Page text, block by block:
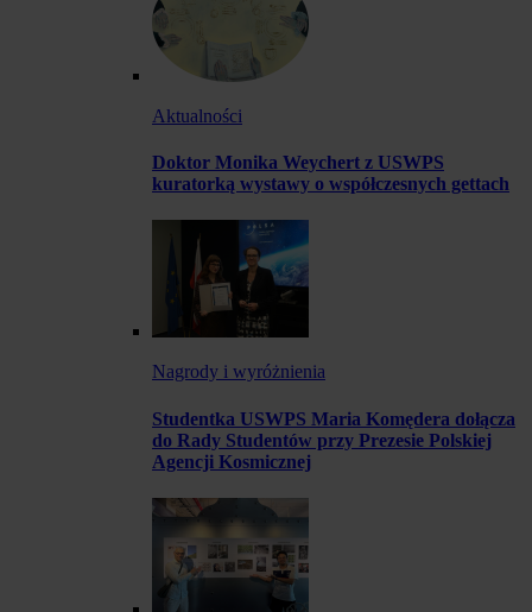
Aktualności
Doktor Monika Weychert z USWPS
kuratorką wystawy o współczesnych gettach
Nagrody i wyróżnienia
Studentka USWPS Maria Komędera dołącza
do Rady Studentów przy Prezesie Polskiej
Agencji Kosmicznej